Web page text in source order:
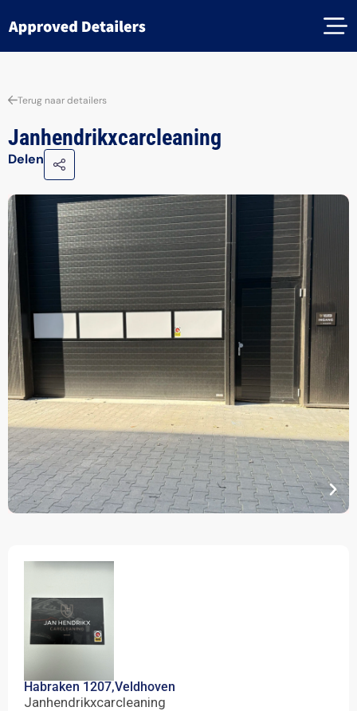
Terug naar detailers
Janhendrikxcarcleaning
Delen
Habraken 1207,Veldhoven
Janhendrikxcarcleaning